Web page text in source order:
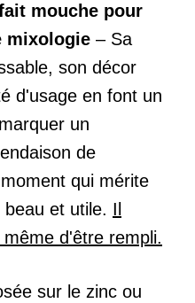
mouche pour
mixologie – Sa
son décor
d'usage en font un
un
de
qui mérite
et utile. Il
d'être rempli.
sur le zinc ou